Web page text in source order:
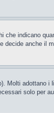
che indicano
decide anche il
Molti adottano i
solo per